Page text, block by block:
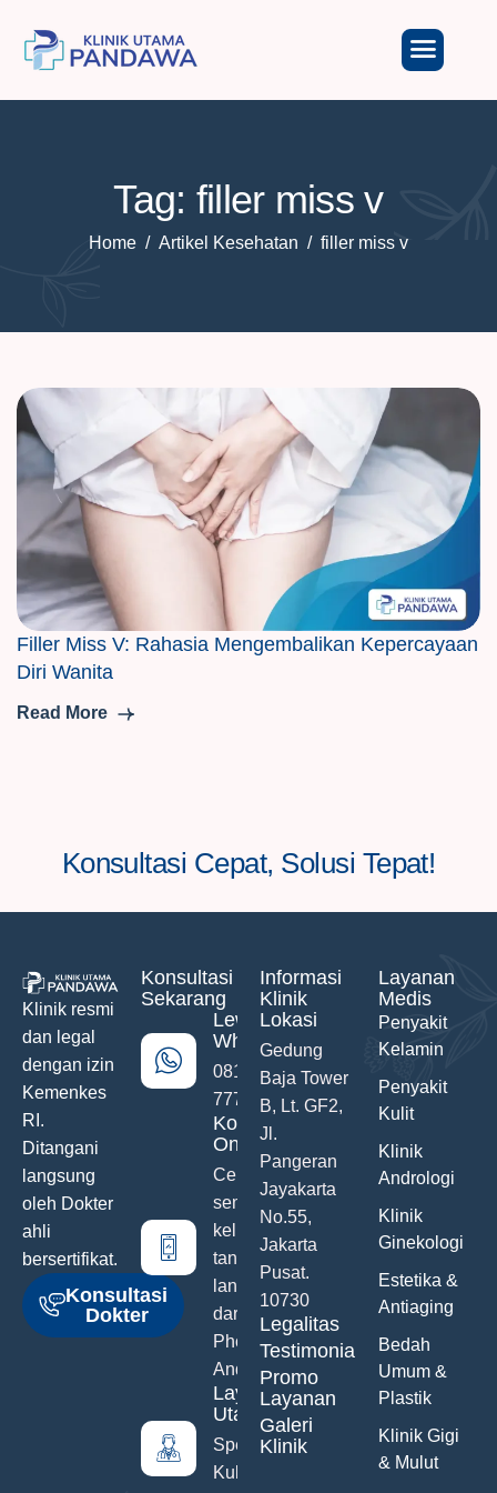
Tag: filler miss v
Home Artikel Kesehatan filler miss v
Filler Miss V: Rahasia Mengembalikan Kepercayaan
Diri Wanita
Read More
Konsultasi Cepat, Solusi Tepat!
Klinik resmi
dan legal
dengan izin
Kemenkes
RI.
Ditangani
langsung
oleh Dokter
ahli
bersertifikat.
Konsultasi
Dokter
Konsultasi
Sekarang
Lewat
WhatsApp
0811-742-
777
Konsultasi
Online
Ceritakan
semua
keluhanmu
tanpa malu
langsung
dari Hand
Phone
Anda
Layanan
Utama
Spesialis
Kulit &
Informasi
Klinik
Lokasi
Gedung
Baja Tower
B, Lt. GF2,
Jl.
Pangeran
Jayakarta
No.55,
Jakarta
Pusat.
10730
Legalitas
Testimonials
Promo
Layanan
Galeri
Klinik
Layanan
Medis
Penyakit
Kelamin
Penyakit
Kulit
Klinik
Andrologi
Klinik
Ginekologi
Estetika &
Antiaging
Bedah
Umum &
Plastik
Klinik Gigi
& Mulut